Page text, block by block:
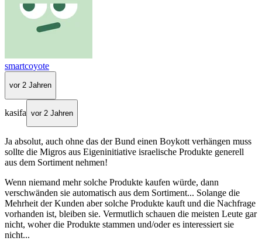
smartcoyote
vor 2 Jahren
kasifa vor 2 Jahren
Ja absolut, auch ohne das der Bund einen Boykott verhängen muss
sollte die Migros aus Eigeninitiative israelische Produkte generell
aus dem Sortiment nehmen!
Wenn niemand mehr solche Produkte kaufen würde, dann
verschwänden sie automatisch aus dem Sortiment... Solange die
Mehrheit der Kunden aber solche Produkte kauft und die Nachfrage
vorhanden ist, bleiben sie. Vermutlich schauen die meisten Leute gar
nicht, woher die Produkte stammen und/oder es interessiert sie
nicht...